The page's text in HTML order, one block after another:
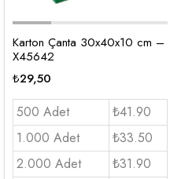
Karton Çanta 30x40x10 cm –
X45642
₺29,50
500 Adet
₺41.90
1.000 Adet
₺33.50
2.000 Adet
₺31.90